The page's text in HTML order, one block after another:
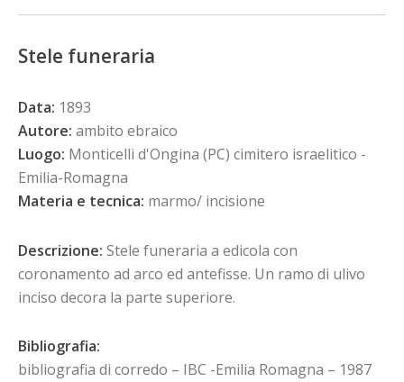
Stele funeraria
Data: 1893
Autore: ambito ebraico
Luogo: Monticelli d'Ongina (PC) cimitero israelitico -
Emilia-Romagna
Materia e tecnica: marmo/ incisione
Descrizione: Stele funeraria a edicola con
coronamento ad arco ed antefisse. Un ramo di ulivo
inciso decora la parte superiore.
Bibliografia:
bibliografia di corredo – IBC -Emilia Romagna – 1987